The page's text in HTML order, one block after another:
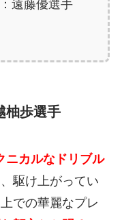
遠藤優選手
柚歩選手
ニカルなドリブル
駆け上がってい
での華麗なプレ